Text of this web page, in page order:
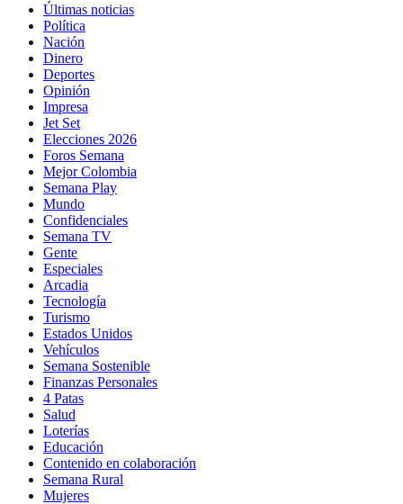
Últimas noticias
Política
Nación
Dinero
Deportes
Opinión
Impresa
Jet Set
Elecciones 2026
Foros Semana
Mejor Colombia
Semana Play
Mundo
Confidenciales
Semana TV
Gente
Especiales
Arcadia
Tecnología
Turismo
Estados Unidos
Vehículos
Semana Sostenible
Finanzas Personales
4 Patas
Salud
Loterías
Educación
Contenido en colaboración
Semana Rural
Mujeres